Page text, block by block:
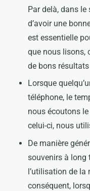
Par delà, dans
d’avoir une
est essentielle
que nous lisons,
de bons
Lorsque
téléphone, le
nous écoutons
celui-ci, nous
De manière
souvenirs à long
l’utilisation de la
conséquent,